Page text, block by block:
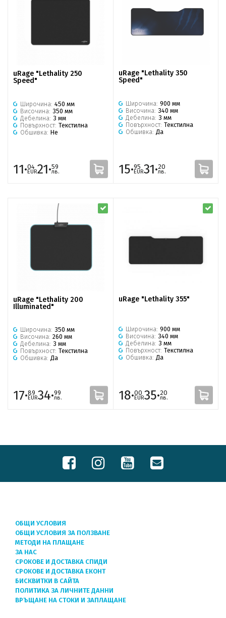
uRage "Lethality 250
Speed"
Широчина: 450 мм
Височина: 350 мм
Дебелина: 3 мм
Повърхност: Текстилна
Обшивка: Не
11·04
EUR21·59
лв.
uRage "Lethality 350
Speed"
Широчина: 900 мм
Височина: 340 мм
Дебелина: 3 мм
Повърхност: Текстилна
Обшивка: Да
15·95
EUR31·20
лв.
uRage "Lethality 200
Illuminated"
Широчина: 350 мм
Височина: 260 мм
Дебелина: 3 мм
Повърхност: Текстилна
Обшивка: Да
17·89
EUR34·99
лв.
uRage "Lethality 355"
Широчина: 900 мм
Височина: 340 мм
Дебелина: 3 мм
Повърхност: Текстилна
Обшивка: Да
18·00
EUR35·20
лв.
ОБЩИ УСЛОВИЯ
ОБЩИ УСЛОВИЯ ЗА ПОЛЗВАНЕ
МЕТОДИ НА ПЛАЩАНЕ
ЗА НАС
СРОКОВЕ И ДОСТАВКА СПИДИ
СРОКОВЕ И ДОСТАВКА ЕКОНТ
БИСКВИТКИ В САЙТА
ПОЛИТИКА ЗА ЛИЧНИТЕ ДАННИ
ВРЪЩАНЕ НА СТОКИ И ЗАПЛАЩАНЕ